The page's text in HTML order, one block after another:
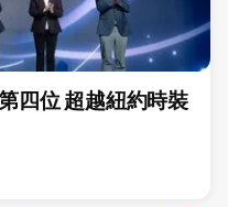
四位 超越紐約時裝